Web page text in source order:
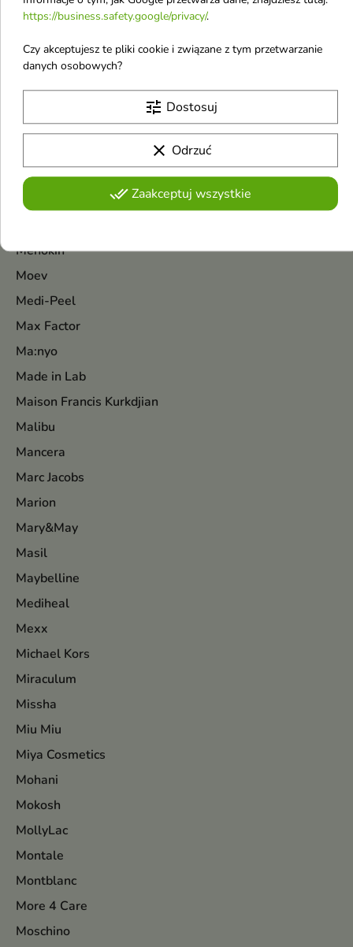
M
Maison Asrar
Mysterium
Mediderm
Menokin
Moev
Medi-Peel
Max Factor
Ma:nyo
Made in Lab
Maison Francis Kurkdjian
Malibu
Mancera
Marc Jacobs
Marion
Mary&May
Masil
Maybelline
Mediheal
Mexx
Michael Kors
Miraculum
Missha
Miu Miu
Miya Cosmetics
Mohani
Mokosh
MollyLac
Montale
Montblanc
More 4 Care
Moschino
80,49 zł 72,37 zł
Pokazano 1-8 z 8 pozycji
https://business.safety.google/privacy/.
Czy akceptujesz te pliki cookie i związane z tym przetwarzanie
danych osobowych?
tune Dostosuj
clear Odrzuć
done_allZaakceptuj wszystkie